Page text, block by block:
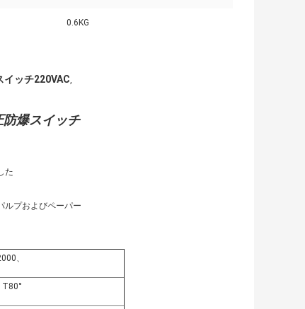
0.6KG
イッチ220VAC,
爆スイッチ
た
ルプおよびペーパー
、
T80°